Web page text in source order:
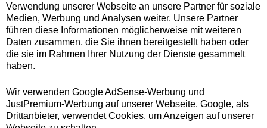
Verwendung unserer Webseite an unsere Partner für soziale
Medien, Werbung und Analysen weiter. Unsere Partner
führen diese Informationen möglicherweise mit weiteren
Daten zusammen, die Sie ihnen bereitgestellt haben oder
die sie im Rahmen Ihrer Nutzung der Dienste gesammelt
haben.
Wir verwenden Google AdSense-Werbung und
JustPremium-Werbung auf unserer Webseite. Google, als
Drittanbieter, verwendet Cookies, um Anzeigen auf unserer